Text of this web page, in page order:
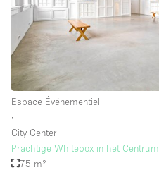
Espace Événementiel
∙
City Center
Prachtige Whitebox in het Centrum
75 m²